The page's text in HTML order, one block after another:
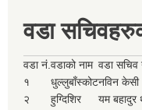
वडा
वडा नं.वडाको नाम वडा सचिव
१
धुल्लुबाँस्कोटनविन केसी
२
हुग्दिशिर यम बहादुर